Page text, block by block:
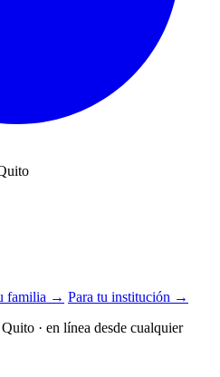
familia → Para tu institución →
Quito · en línea desde cualquier